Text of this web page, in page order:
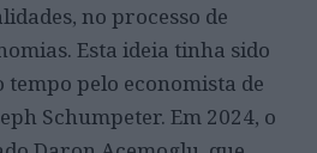
no processo de
Esta ideia tinha sido
pelo economista de
Schumpeter. Em 2024, o